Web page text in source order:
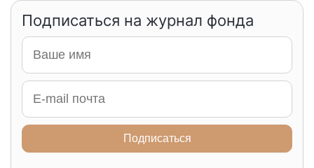
Подписаться на журнал фонда
Подписаться